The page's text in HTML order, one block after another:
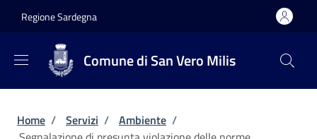
Regione Sardegna
Comune di San Vero Milis
Briciole di pane
Home / Servizi / Ambiente /